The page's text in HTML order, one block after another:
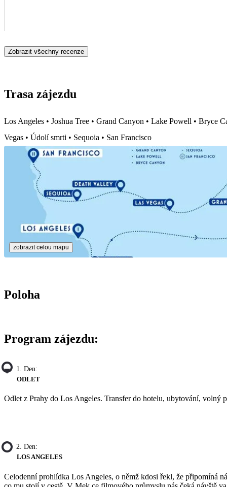
Zobrazit všechny recenze
Trasa zájezdu
Los Angeles • Joshua Tree • Grand Canyon • Lake Powell • Bryce
Vegas • Údolí smrti • Sequoia • San Francisco
zobrazit celou mapu
Poloha
Program zájezdu:
1. Den:
ODLET
Odlet z Prahy do Los Angeles. Transfer do hotelu, ubytování, volný
2. Den:
LOS ANGELES
Celodenní prohlídka Los Angeles, o němž kdosi řekl, že připomíná